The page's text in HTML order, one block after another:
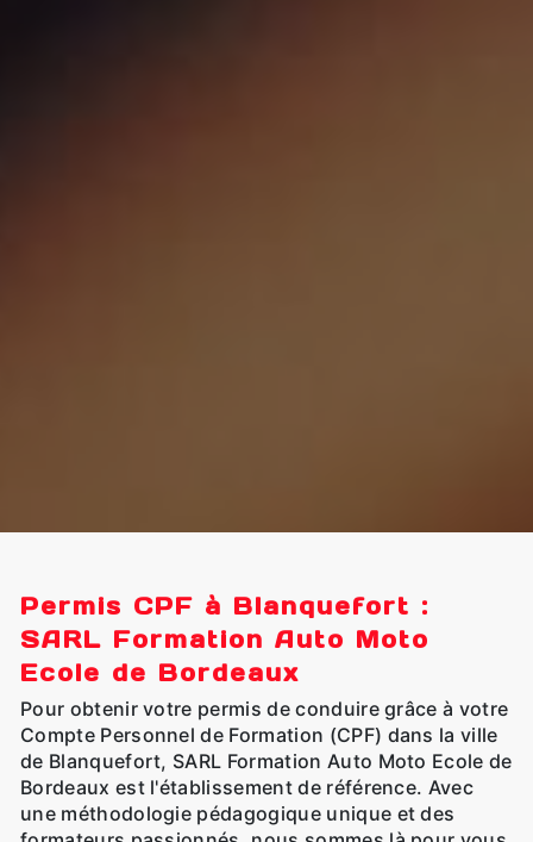
Permis CPF à Blanquefort :
SARL Formation Auto Moto
Ecole de Bordeaux
Pour obtenir votre permis de conduire grâce à votre
Compte Personnel de Formation (CPF) dans la ville
de Blanquefort, SARL Formation Auto Moto Ecole de
Bordeaux est l'établissement de référence. Avec
une méthodologie pédagogique unique et des